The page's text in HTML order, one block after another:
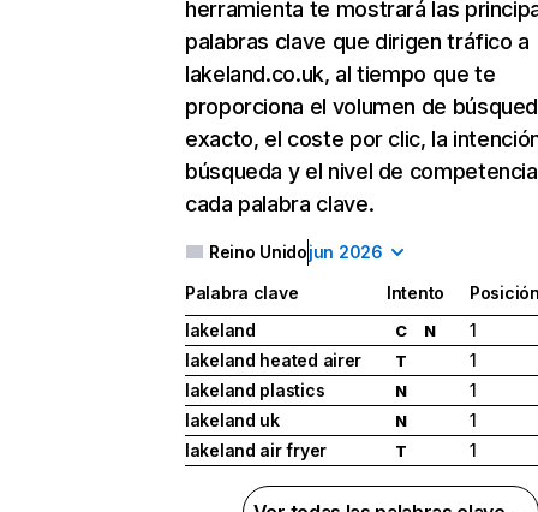
herramienta te mostrará las
palabras clave que dirigen tráfico a
lakeland.co.uk, al tiempo que te
proporciona el volumen de
exacto, el coste por clic, la
búsqueda y el nivel de
cada palabra clave.
Reino Unidojun 2026
Palabra clave Intento
lakeland
C N
1
lakeland heated airer
T
1
lakeland plastics
N
1
lakeland uk
N
1
lakeland air fryer
T 1